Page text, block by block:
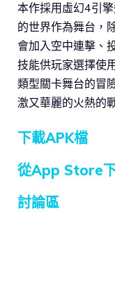
本作採用虛幻4引
的世界作為舞台，
會加入空中連擊、
技能供玩家選擇使
類型關卡舞台的冒
激又華麗的火熱的
下載APK檔
從App Store
討論區